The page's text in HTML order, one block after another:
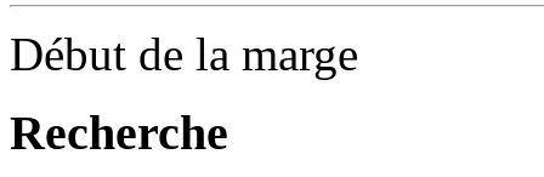
Début de la marge
Recherche